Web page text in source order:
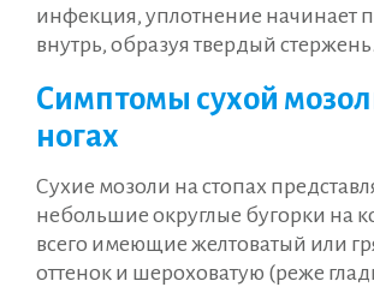
инфекция, уплотнение начинает
внутрь, образуя твердый стержень.
Симптомы сухой
ногах
Сухие мозоли на стопах
небольшие округлые бугорки на
всего имеющие желтоватый или
оттенок и шероховатую (реже